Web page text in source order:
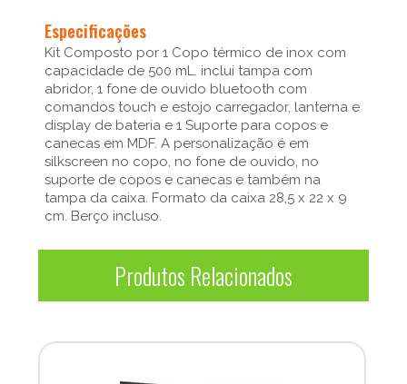
Especificações
Kit Composto por 1 Copo térmico de inox com
capacidade de 500 mL. inclui tampa com
abridor, 1 fone de ouvido bluetooth com
comandos touch e estojo carregador, lanterna e
display de bateria e 1 Suporte para copos e
canecas em MDF. A personalização é em
silkscreen no copo, no fone de ouvido, no
suporte de copos e canecas e também na
tampa da caixa. Formato da caixa 28,5 x 22 x 9
cm. Berço incluso.
Produtos Relacionados